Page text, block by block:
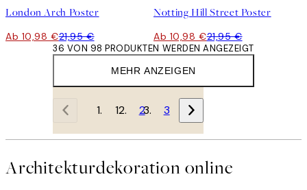
London Arch Poster
Ab 10,98 €21,95 €
Notting Hill Street Poster
Ab 10,98 €21,95 €
MEHR ANZEIGEN
36 VON 98 PRODUKTEN WERDEN ANGEZEIGT
1 2 3
Architekturdekoration online